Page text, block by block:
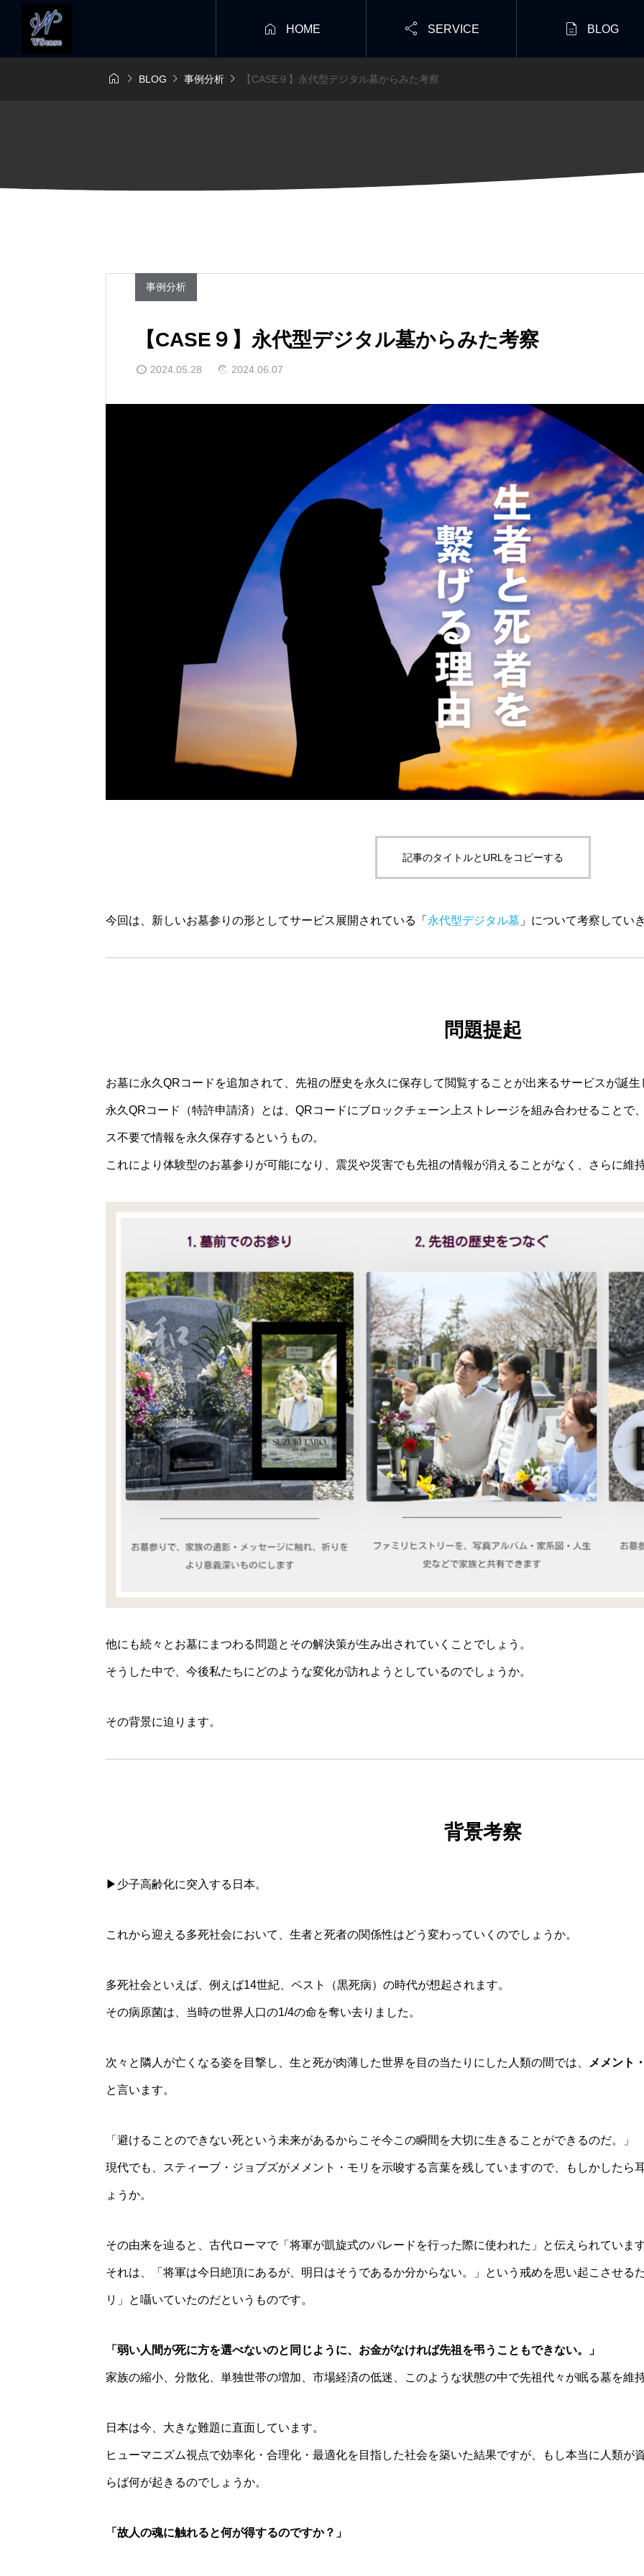
 HOME  SERVICE  BLOG
  BLOG  事例分析  【CASE９】永代型デジタル墓からみた考察
事例分析
【CASE９】永代型デジタル墓からみた考察
2024.05.28 2024.06.07
記事のタイトルとURLをコピーする
今回は、新しいお墓参りの形としてサービス展開されている「 永代型デジタル墓 」について考察してい
問題提起
お墓に永久QRコードを追加されて、先祖の歴史を永久に保存して閲覧することが出来るサービスが誕生
永久QRコード（特許申請済）とは、QRコードにブロックチェーン上ストレージを組み合わせることで
ス不要で情報を永久保存するというもの。
これにより体験型のお墓参りが可能になり、震災や災害でも先祖の情報が消えることがなく、さらに維
他にも続々とお墓にまつわる問題とその解決策が生み出されていくことでしょう。
そうした中で、今後私たちにどのような変化が訪れようとしているのでしょうか。
その背景に迫ります。
背景考察
▶ 少子高齢化に突入する日本。
これから迎える多死社会において、生者と死者の関係性はどう変わっていくのでしょうか。
多死社会といえば、例えば14世紀、ペスト（黒死病）の時代が想起されます。
その病原菌は、当時の世界人口の1/4の命を奪い去りました。
次々と隣人が亡くなる姿を目撃し、生と死が肉薄した世界を目の当たりにした人類の間では、 メメント
と言います。
「避けることのできない死という未来があるからこそ今この瞬間を大切に生きることができるのだ。」
現代でも、スティーブ・ジョブズがメメント・モリを示唆する言葉を残していますので、もしかしたら
ょうか。
その由来を辿ると、古代ローマで「将軍が凱旋式のパレードを行った際に使われた」と伝えられていま
それは、「将軍は今日絶頂にあるが、明日はそうであるか分からない。」という戒めを思い起こさせる
リ」と囁いていたのだというものです。
「弱い人間が死に方を選べないのと同じように、お金がなければ先祖を弔うこともできない。」
家族の縮小、分散化、単独世帯の増加、市場経済の低迷、このような状態の中で先祖代々が眠る墓を維
日本は今、大きな難題に直面しています。
ヒューマニズム視点で効率化・合理化・最適化を目指した社会を築いた結果ですが、もし本当に人類が
らば何が起きるのでしょうか。
「故人の魂に触れると何が得するのですか？」